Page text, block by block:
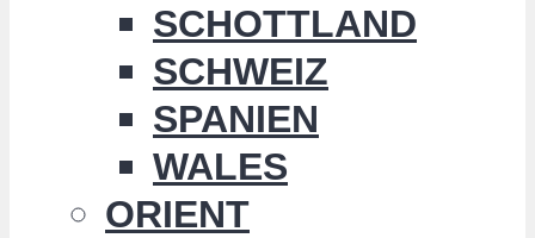
SCHOTTLAND
SCHWEIZ
SPANIEN
WALES
ORIENT